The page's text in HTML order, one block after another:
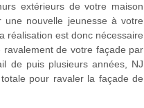
extérieurs de votre maison
une nouvelle jeunesse à votre
réalisation est donc nécessaire
de votre façade par
de puis plusieurs années, NJ
pour ravaler la façade de